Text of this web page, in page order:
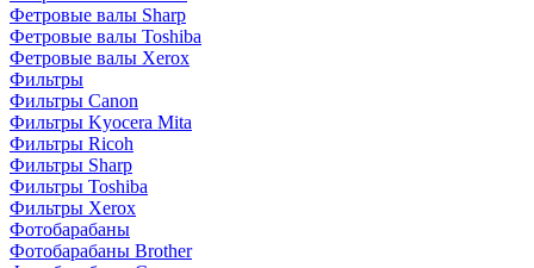
Фетровые валы Sharp
Фетровые валы Toshiba
Фетровые валы Xerox
Фильтры
Фильтры Canon
Фильтры Kyocera Mita
Фильтры Ricoh
Фильтры Sharp
Фильтры Toshiba
Фильтры Xerox
Фотобарабаны
Фотобарабаны Brother